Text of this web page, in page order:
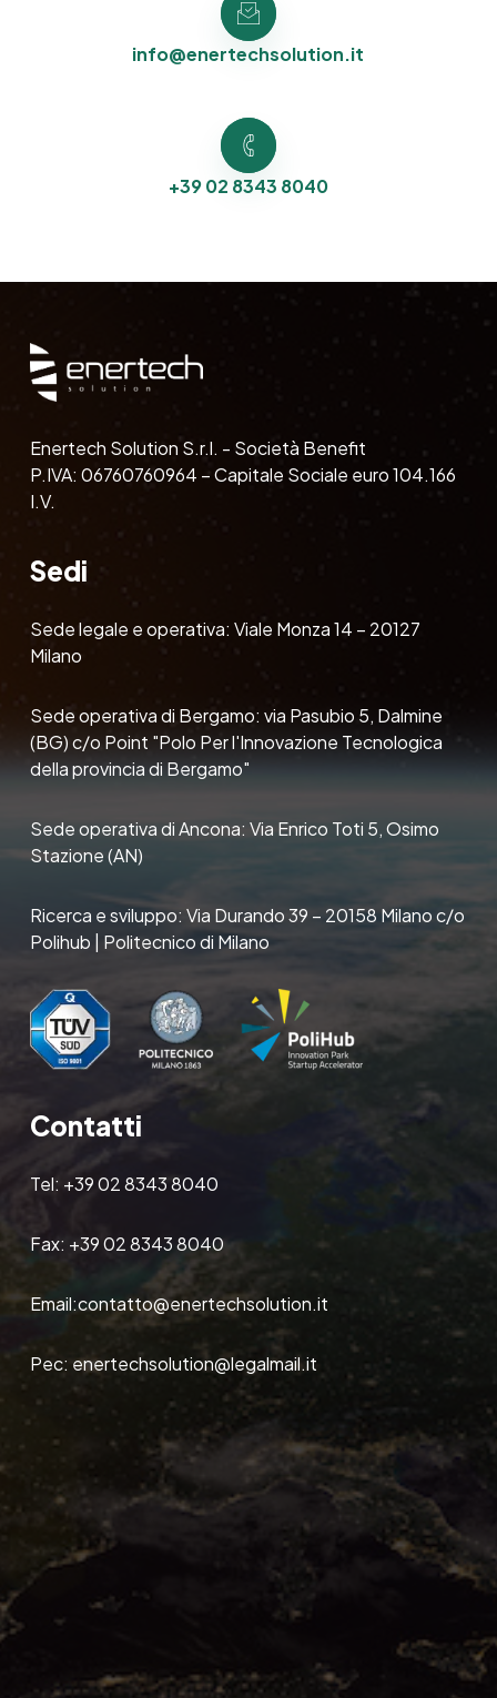
info@enertechsolution.it
+39 02 8343 8040
Enertech Solution S.r.l. - Società Benefit
P.IVA: 06760760964 – Capitale Sociale euro 104.166
I.V.
Sedi
Sede legale e operativa: Viale Monza 14 – 20127
Milano
Sede operativa di Bergamo: via Pasubio 5, Dalmine
(BG) c/o Point "Polo Per l'Innovazione Tecnologica
della provincia di Bergamo"
Sede operativa di Ancona: Via Enrico Toti 5, Osimo
Stazione (AN)
Ricerca e sviluppo: Via Durando 39 – 20158 Milano c/o
Polihub | Politecnico di Milano
Contatti
Tel: +39 02 8343 8040
Fax: +39 02 8343 8040
Email:contatto@enertechsolution.it
Pec: enertechsolution@legalmail.it